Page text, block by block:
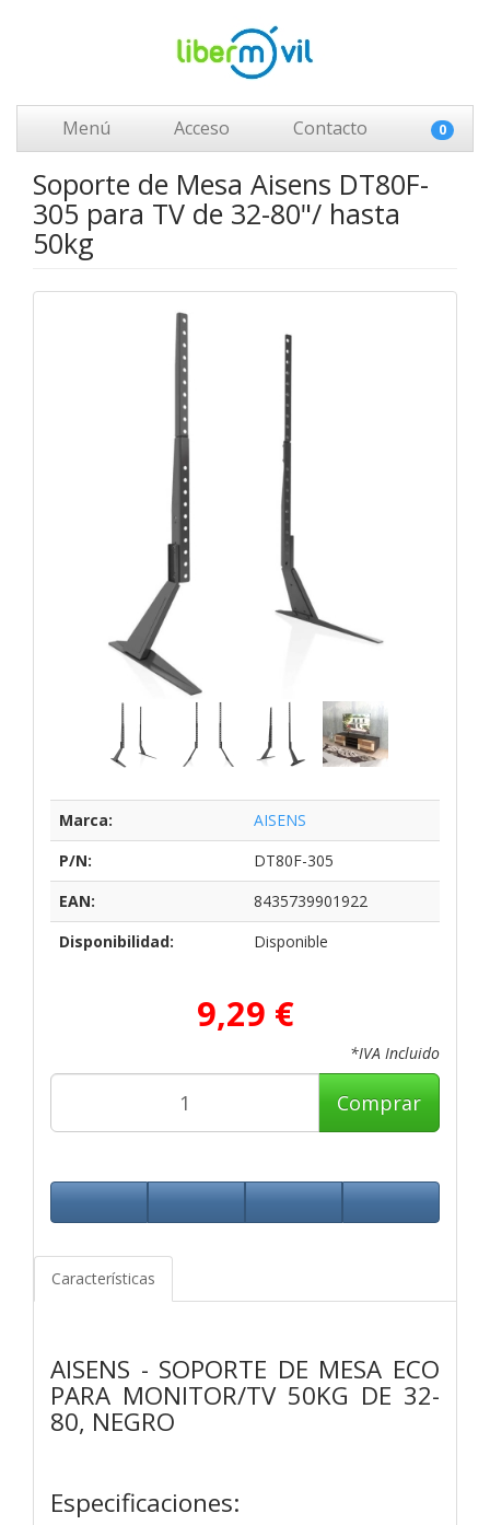
Menú Acceso Contacto 0
Soporte de Mesa Aisens DT80F-
305 para TV de 32-80"/ hasta
50kg
Marca:
AISENS
P/N:
DT80F-305
EAN:
8435739901922
Disponibilidad:
Disponible
9,29 €
*IVA Incluido
Comprar
Características
AISENS - SOPORTE DE MESA ECO
PARA MONITOR/TV 50KG DE 32-
80, NEGRO
Especificaciones: